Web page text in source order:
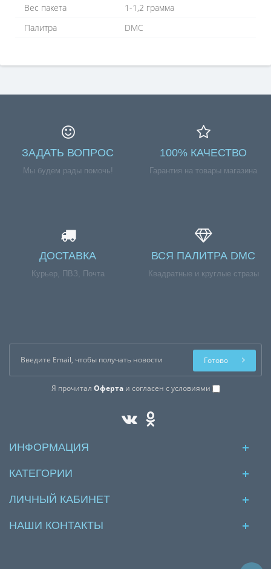
Вес пакета
1-1,2 грамма
Палитра
DMC
ЗАДАТЬ ВОПРОС
Мы будем рады помочь!
100% КАЧЕСТВО
Гарантия на товары магазина
ДОСТАВКА
Курьер, ПВЗ, Почта
ВСЯ ПАЛИТРА DMC
Квадратные и круглые стразы
Я прочитал Офертаи согласен с условиями
Готово
ИНФОРМАЦИЯ
КАТЕГОРИИ
ЛИЧНЫЙ КАБИНЕТ
НАШИ КОНТАКТЫ